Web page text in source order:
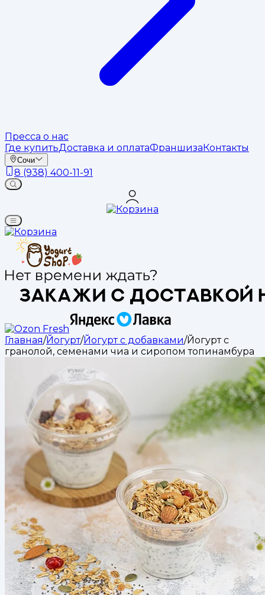
Пресса о нас
Где купитьДоставка и оплатаФраншизаКонтакты
Сочи
8 (938) 400-11-91
Главная/Йогурт/Йогурт с добавками/Йогурт с
гранолой, семенами чиа и сиропом топинамбура